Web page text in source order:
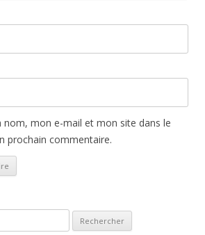
nom, mon e-mail et mon site dans le
prochain commentaire.